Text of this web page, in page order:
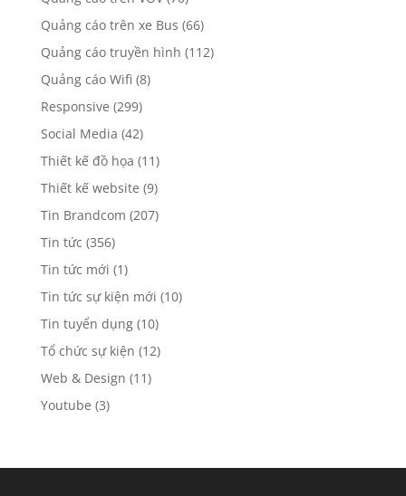
Quảng cáo thang cuốn (1)
Quảng cáo thang máy(54)
Quảng cáo trên sân golf
Quảng cáo trên Taxi
Quảng cáo trên VOV
Quảng cáo trên xe Bus
Quảng cáo truyền hình
Quảng cáo Wifi(8)
Responsive(299)
Social Media(42)
Thiết kế đồ họa (11)
Thiết kế website(9)
Tin Brandcom(207)
Tin tức (356)
Tin tức mới(1)